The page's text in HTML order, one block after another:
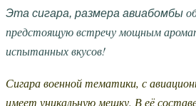
Эта сигара, размера авиабомбы
предстоящую встречу мощным
испытанных вкусов!
Сигара военной тематики, с
имеет уникальную мешку. В её